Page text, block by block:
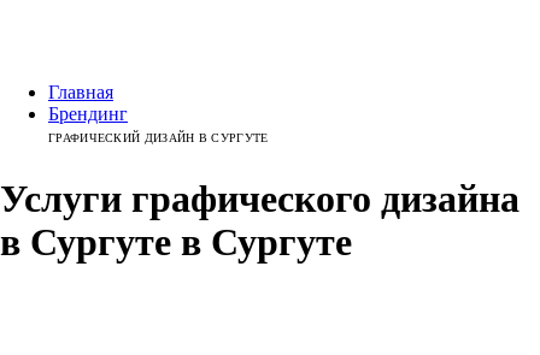
Главная
Брендинг
ГРАФИЧЕСКИЙ ДИЗАЙН В СУРГУТЕ
Услуги графического дизайна
в Сургуте в Сургуте